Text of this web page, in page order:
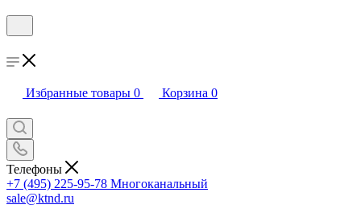
Избранные товары 0 Корзина 0
Телефоны
+7 (495) 225-95-78 Многоканальный
sale@ktnd.ru